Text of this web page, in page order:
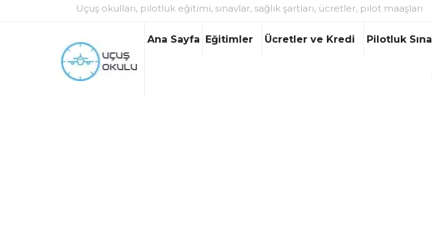
Uçuş okulları, pilotluk eğitimi, sınavlar, sağlık şartları, ücretler, pilot maaşları
Ana Sayfa Eğitimler Ücretler ve Kredi Pilotluk